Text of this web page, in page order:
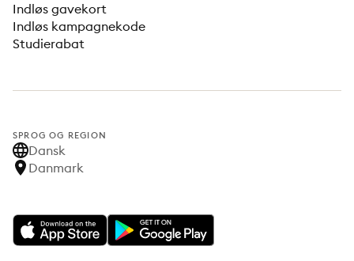
Indløs gavekort
Indløs kampagnekode
Studierabat
SPROG OG REGION
Dansk
Danmark